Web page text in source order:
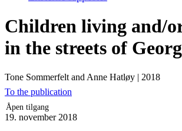
Children living and/
in the streets of
Tone Sommerfelt and Anne Hatløy | 2018
To the publication
Åpen tilgang
19. november 2018